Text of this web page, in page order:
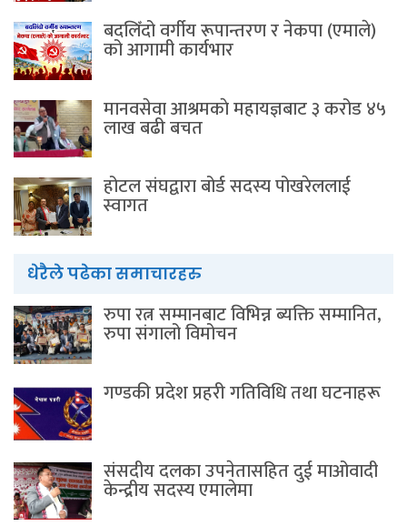
बदलिँदो वर्गीय रूपान्तरण र नेकपा (एमाले)
को आगामी कार्यभार
मानवसेवा आश्रमकाे‌ महायज्ञबाट ३ करोड ४५
लाख बढी बचत
होटल संघद्वारा बोर्ड सदस्य पोखरेललाई
स्वागत
धेरैले पढेका समाचारहरु
रुपा रत्न सम्मानबाट विभिन्न ब्यक्ति सम्मानित,
रुपा संगालो विमोचन
गण्डकी प्रदेश प्रहरी गतिविधि तथा घटनाहरू
संसदीय दलका उपनेतासहित दुई माओवादी
केन्द्रीय सदस्य एमालेमा